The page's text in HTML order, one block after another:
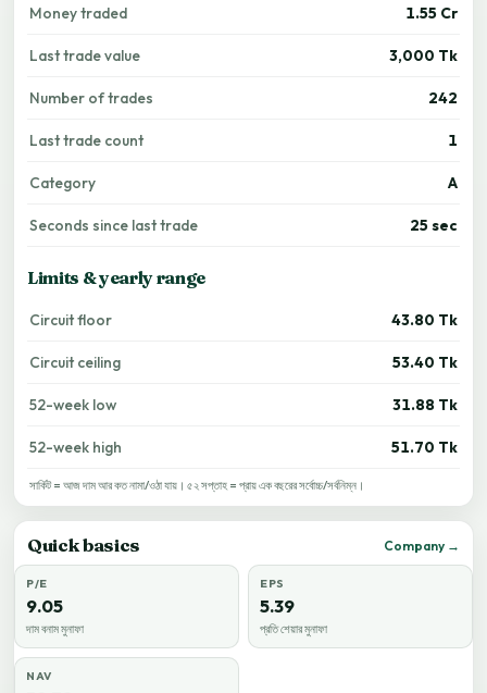
Money traded 1.55 Cr
Last trade value 3,000 Tk
Number of trades 242
Last trade count 1
Category A
Seconds since last trade 25 sec
Limits & yearly range
Circuit floor 43.80 Tk
Circuit ceiling 53.40 Tk
52-week low 31.88 Tk
52-week high 51.70 Tk
সার্কিট = আজ দাম আর কত নামা/ওঠা যায়। ৫২ সপ্তাহ = প্রায় এক বছরের সর্বোচ্চ/সর্বনিম্ন।
Quick basics Company →
P/E
9.05
দাম বনাম মুনাফা
EPS
5.39
প্রতি শেয়ার মুনাফা
NAV